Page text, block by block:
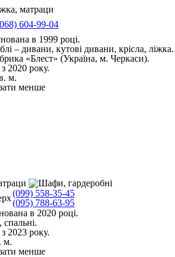
604-99-04
в 1999 році.
– дивани, кутові дивани, крісла, ліжка.
«Блест» (Україна, м. Черкаси).
2020 року.
м.
менше
(099) 558-35-45
(095) 788-63-95
в 2020 році.
спальні.
2023 року.
м.
менше